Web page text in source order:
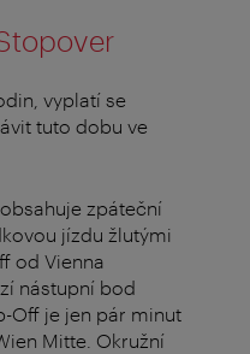
vyplatí se
tuto dobu ve
obsahuje zpáteční
jízdu žlutými
od Vienna
nástupní bod
Off je jen pár minut
Mitte. Okružní